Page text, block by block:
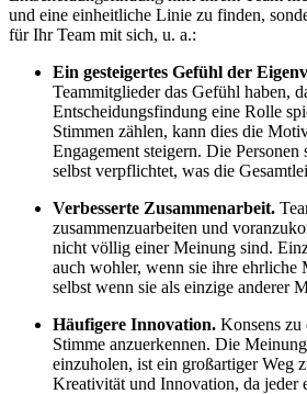
und eine einheitliche Linie zu finden,
für Ihr Team mit sich, u. a.:
Ein gesteigertes Gefühl der
Teammitglieder das Gefühl haben,
Entscheidungsfindung eine Rolle
Stimmen zählen, kann dies die
Engagement steigern. Die
selbst verpflichtet, was die
Verbesserte Zusammenarbeit.
zusammenzuarbeiten und
nicht völlig einer Meinung sind.
auch wohler, wenn sie ihre ehrliche
selbst wenn sie als einzige anderer
Häufigere Innovation. Konsens zu
Stimme anzuerkennen. Die
einzuholen, ist ein großartiger Weg
Kreativität und Innovation, da jeder